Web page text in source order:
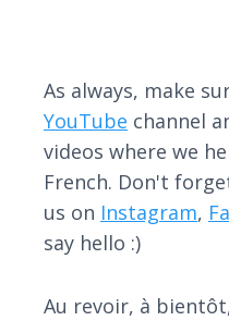
As always, make
YouTube channel
videos where we
French. Don't
us on Instagram,
say hello :)
Au revoir, à